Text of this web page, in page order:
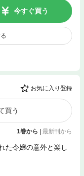
今すぐ買う
お気に入り登録
買う
1巻から | 最新刊から
た令嬢の意外と楽し